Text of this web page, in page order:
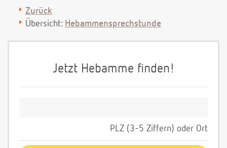
Zurück
Übersicht: Hebammensprechstunde
Jetzt Hebamme finden!
PLZ (3-5 Ziffern) oder Ort